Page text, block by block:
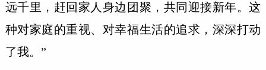
远千里，赶回家人身边团聚，共同迎接新年。这
种对家庭的重视、对幸福生活的追求，深深打动
了我。”